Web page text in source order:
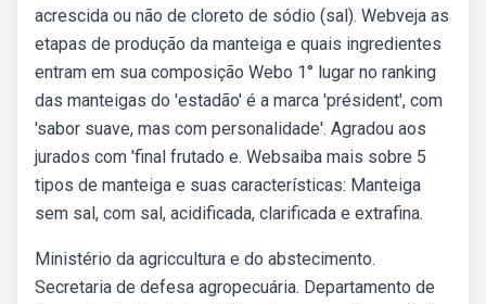
acrescida ou não de cloreto de sódio (sal). Webveja as
etapas de produção da manteiga e quais ingredientes
entram em sua composição Webo 1° lugar no ranking
das manteigas do 'estadão' é a marca 'président', com
'sabor suave, mas com personalidade'. Agradou aos
jurados com 'final frutado e. Websaiba mais sobre 5
tipos de manteiga e suas características: Manteiga
sem sal, com sal, acidificada, clarificada e extrafina.
Ministério da agriccultura e do abstecimento.
Secretaria de defesa agropecuária. Departamento de